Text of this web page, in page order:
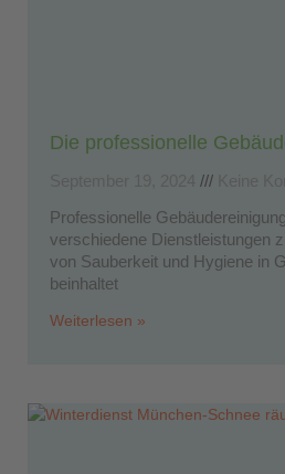
Die professionelle
Professionelle
verschiedene Dienstleistungen
von Sauberkeit und Hygiene in
beinhaltet
Weiterlesen »